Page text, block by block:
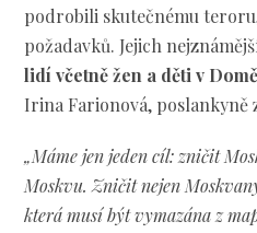
podrobili skutečnému
požadavků. Jejich
lidí včetně žen a děti v
Irina Farionová, poslankyně
„Máme jen jeden cíl: zničit
Moskvu. Zničit nejen
která musí být vymazána z